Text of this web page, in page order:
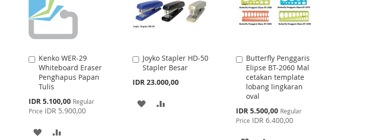
Kenko WER-29
Whiteboard Eraser
Penghapus Papan
Tulis
Special
Price
IDR 5.100,00 Regular
Price IDR 5.900,00
Add
to
Cart
ADD
Joyko Stapler HD-50
Stapler Besar
IDR 23.000,00
Add
to
Cart
ADD
Butterfly Penggaris
Elipse BT-2060 Mal
cetakan template
lobang lingkaran
oval
Special
Price
IDR 5.500,00 Regular
Price IDR 6.400,00
Add
to
Cart